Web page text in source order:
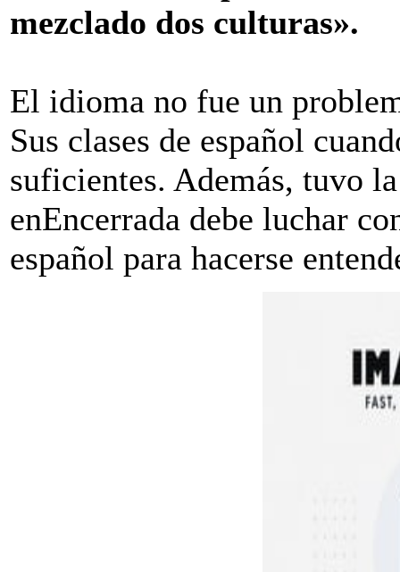
mezclado dos culturas».
El idioma no fue un
Sus clases de español
suficientes. Además, tuvo
enEncerrada debe luchar
español para hacerse